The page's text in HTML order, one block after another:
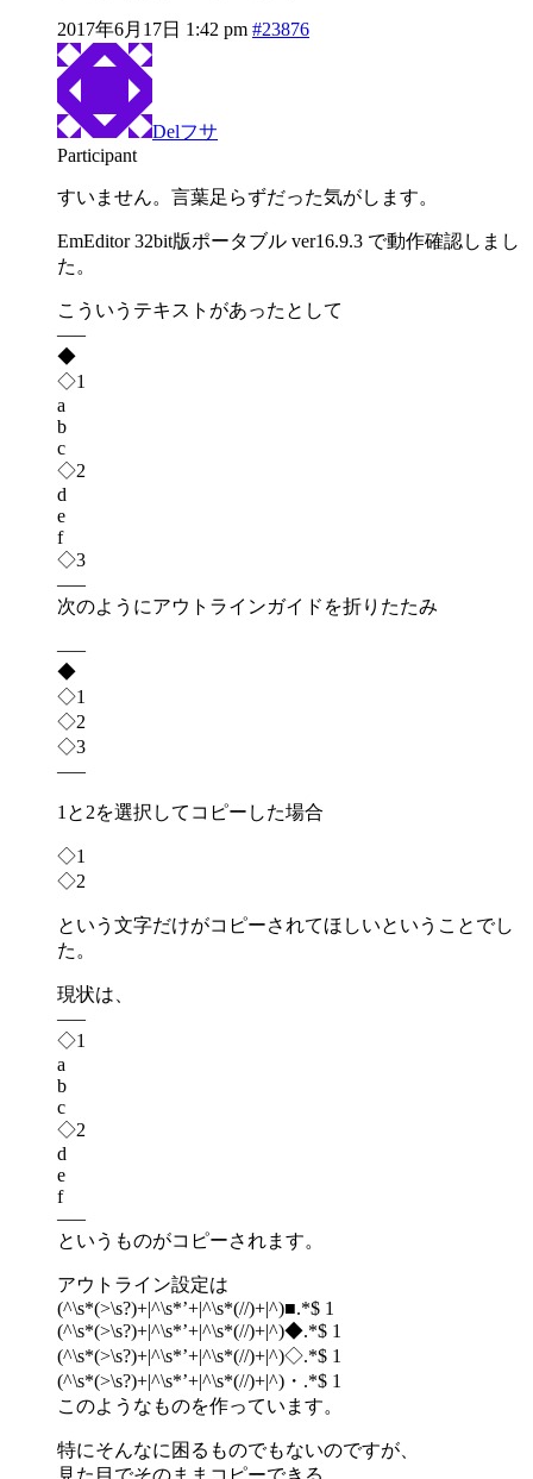
2017年6月17日 1:42 pm #23876
Delフサ
Participant
すいません。言葉足らずだった気がします。
EmEditor 32bit版ポータブル ver16.9.3 で動作確認しまし
た。
こういうテキストがあったとして
—–
◆
◇1
a
b
c
◇2
d
e
f
◇3
—–
次のようにアウトラインガイドを折りたたみ
—–
◆
◇1
◇2
◇3
—–
1と2を選択してコピーした場合
◇1
◇2
という文字だけがコピーされてほしいということでし
た。
現状は、
—–
◇1
a
b
c
◇2
d
e
f
—–
というものがコピーされます。
アウトライン設定は
(^\s*(>\s?)+|^\s*’+|^\s*(//)+|^)■.*$ 1
(^\s*(>\s?)+|^\s*’+|^\s*(//)+|^)◆.*$ 1
(^\s*(>\s?)+|^\s*’+|^\s*(//)+|^)◇.*$ 1
(^\s*(>\s?)+|^\s*’+|^\s*(//)+|^)・.*$ 1
このようなものを作っています。
特にそんなに困るものでもないのですが、